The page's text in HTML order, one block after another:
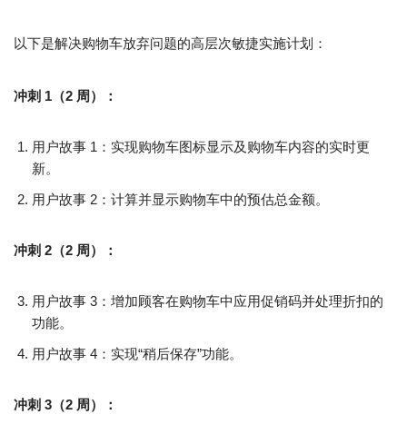
以下是解决购物车放弃问题的高层次敏捷实施计划：
冲刺 1（2 周）：
用户故事 1：实现购物车图标显示及购物车内容的实时更
新。
用户故事 2：计算并显示购物车中的预估总金额。
冲刺 2（2 周）：
用户故事 3：增加顾客在购物车中应用促销码并处理折扣的
功能。
用户故事 4：实现“稍后保存”功能。
冲刺 3（2 周）：